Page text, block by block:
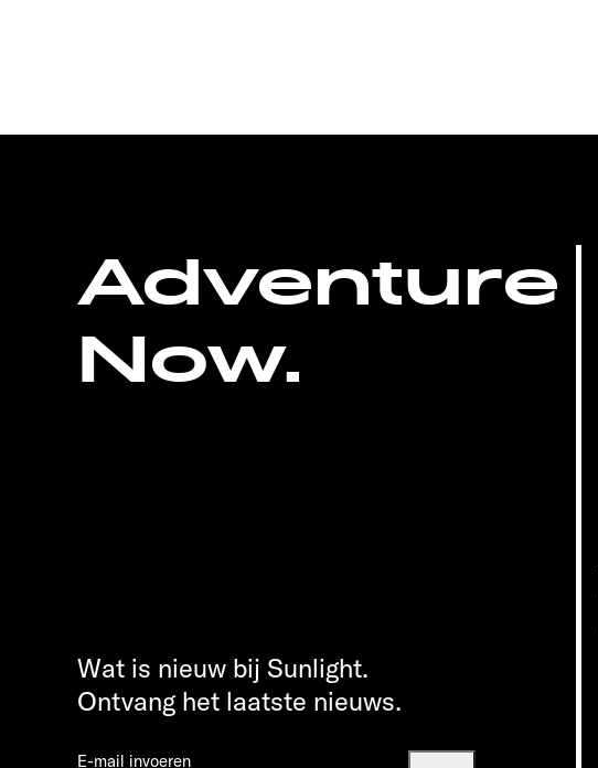
Adventure
Now.
Wat is nieuw bij Sunlight.
Ontvang het laatste nieuws.
E-mail invoeren